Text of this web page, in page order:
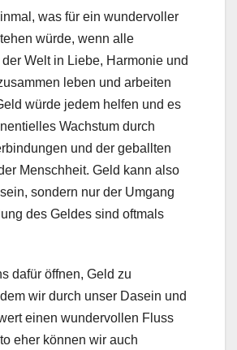
was für ein wundervoller
würde, wenn alle
Welt in Liebe, Harmonie und
leben und arbeiten
würde jedem helfen und es
Wachstum durch
und der geballten
Menschheit. Geld kann also
sondern nur der Umgang
des Geldes sind oftmals
dafür öffnen, Geld zu
wir durch unser Dasein und
einen wundervollen Fluss
eher können wir auch